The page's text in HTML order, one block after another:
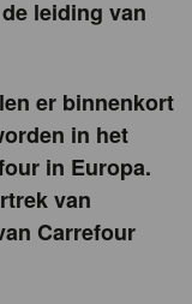
leiding van
er binnenkort
in het
in Europa.
van
Carrefour